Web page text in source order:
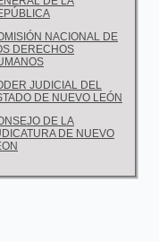
NACIONAL DE
DERECHOS
JUDICIAL DEL
DE NUEVO LEÓN
DE LA
DE NUEVO